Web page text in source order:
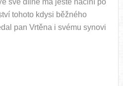
tohoto kdysi běžného
pan Vrtěna i svému synovi